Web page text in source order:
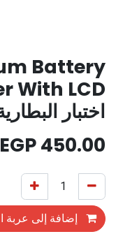
Battery
اختبار البطارية 18650 مزود
450.00
إضافة إلى عربة